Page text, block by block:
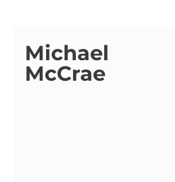
Michael
McCrae